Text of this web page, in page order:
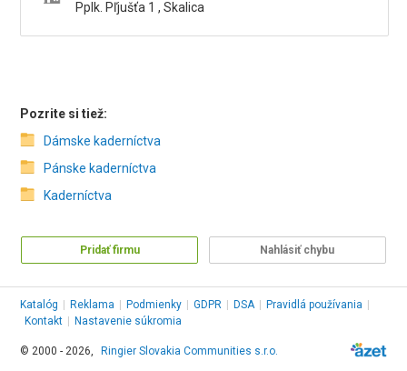
Pplk. Pľjušťa 1 , Skalica
Pozrite si tiež:
Dámske kaderníctva
Pánske kaderníctva
Kaderníctva
Pridať firmu Nahlásiť chybu
Katalóg Reklama Podmienky GDPR DSA Pravidlá používania
Kontakt
Nastavenie súkromia
© 2000 - 2026, Ringier Slovakia Communities s.r.o.